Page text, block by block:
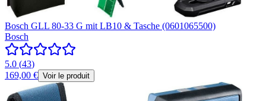
Bosch GLL 80-33 G mit LB10 & Tasche (0601065500)
Bosch
5.0 (43)
169,00 € Voir le produit